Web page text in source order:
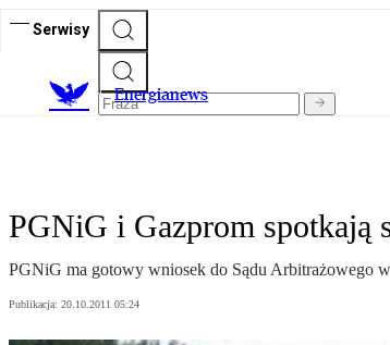
Serwisy
Energianews
PGNiG i Gazprom spotkają
PGNiG ma gotowy wniosek do Sądu Arbitrażowego
Publikacja: 20.10.2011 05:24